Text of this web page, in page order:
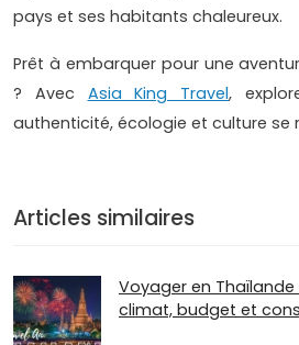
pays et ses habitants chaleureux.
Prêt à embarquer pour une
? Avec Asia King Travel,
authenticité, écologie et culture se
Articles similaires
Voyager en Thaïlande
climat, budget et